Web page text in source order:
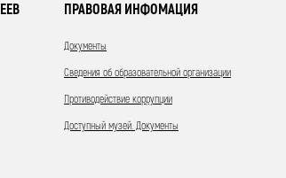
ПРАВОВАЯ ИНФОМАЦИЯ
Документы
Сведения об образовательной организации
Противодействие коррупции
Доступный музей. Документы